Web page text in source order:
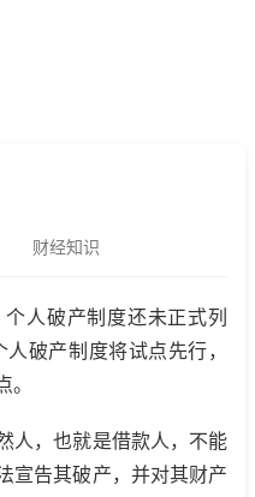
财经知识
人破产制度还未正式列
破产制度将试点先行，
。
人，也就是借款人，不能
宣告其破产，并对其财产